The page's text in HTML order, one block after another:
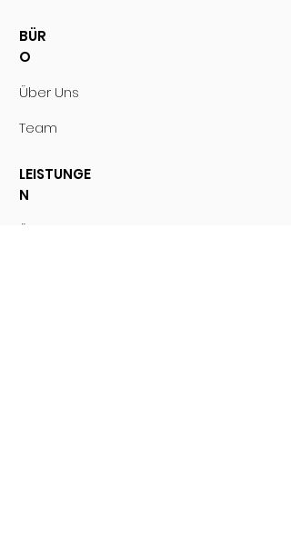
BÜR
O
Über Uns
Team
LEISTUNGE
N
Übersicht